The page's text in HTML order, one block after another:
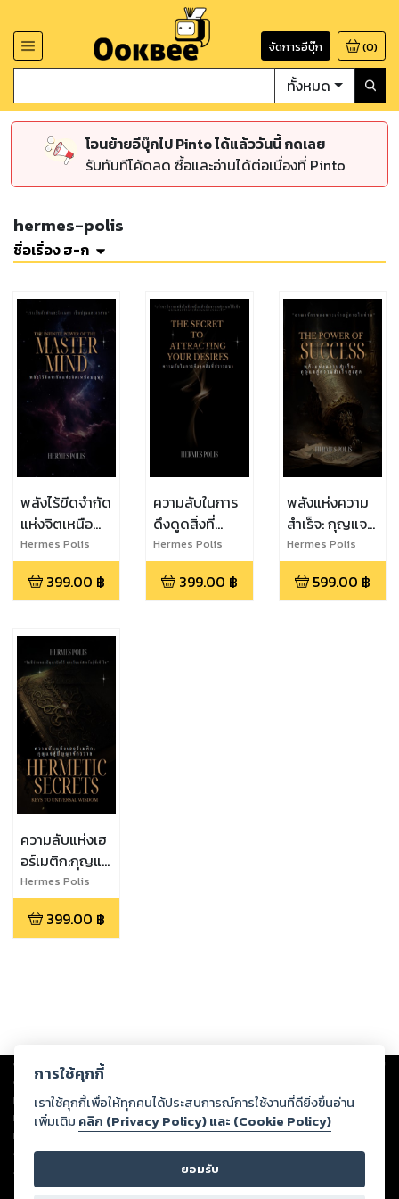
จัดการอีบุ๊ก (0)
ทั้งหมด
โอนย้ายอีบุ๊กไป Pinto ได้แล้ววันนี้ กดเลย
รับทันทีโค้ดลด ซื้อและอ่านได้ต่อเนื่องที่ Pinto
hermes-polis
ชื่อเรื่อง ฮ-ก
พลังไร้ขีดจำกัด
แห่งจิตเหนือ
มนุษย์
Hermes Polis
399.00 ฿
ความลับในการ
ดึงดูดสิ่งที่
ปรารถนา
Hermes Polis
399.00 ฿
พลังแห่งความ
สำเร็จ: กุญแจสู่
ความสำเร็จ
สูงสุด
Hermes Polis
599.00 ฿
ความลับแห่งเฮ
อร์เมติก:กุญแจ
สู่ปัญญา
จักรวาล
Hermes Polis
399.00 ฿
Copyright © 2026
ต่อผลงานหรือเนื้อหาใดที่อัปโหลดผ่านเว็บไซต์และปรากฏว่าละเมิดสิทธิใน
ทรัพย์สินทางปัญญาของบุคคลอื่นหรือขัดต่อกฎหมายและศีลธรรม ดังนั้น ผู้อ่าน
ทุกท่านโปรดใช้วิจารณญาณในการกลั่นกรองด้วยตนเอง และหากท่านพบว่าส่วน
หนึ่งส่วนใดขัดต่อกฎหมายและศีลธรรม กรุณาแจ้งมายังบริษัท เพื่อทีมงานจะได้
ดำเนินการในทันที ทั้งนี้ ทางสตอรี่ล็อกขอสงวนลิขสิทธิ์ตามพระราชบัญญัติ
ลิขสิทธิ์ พ.ศ. 2537 (ฉบับล่าสุด)
การใช้คุกกี้
เราใช้คุกกี้เพื่อให้ทุกคนได้ประสบการณ์การใช้งานที่ดียิ่งขึ้นอ่าน
เพิ่มเติม คลิก (Privacy Policy) และ (Cookie Policy)
ยอมรับ